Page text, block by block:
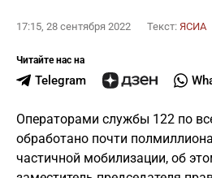
17:15, 28 сентября 2022 Текст: ЯСИА
Читайте нас на
Telegram
Операторами службы 122 по
обработано почти
частичной мобилизации, об